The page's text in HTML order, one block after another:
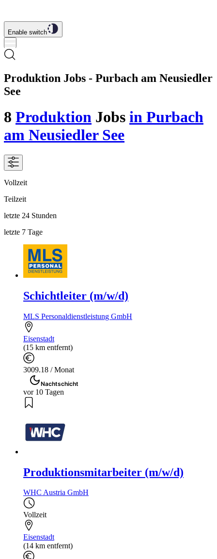
Enable switch
Produktion Jobs - Purbach am Neusiedler
See
8 Produktion Jobs in Purbach
am Neusiedler See
Vollzeit
Teilzeit
letzte 24 Stunden
letzte 7 Tage
Schichtleiter (m/w/d)
MLS Personaldienstleistung GmbH
Eisenstadt
(15 km entfernt)
3009.18 / Monat
Nachtschicht
vor 10 Tagen
Produktionsmitarbeiter (m/w/d)
WHC Austria GmbH
Vollzeit
Eisenstadt
(14 km entfernt)